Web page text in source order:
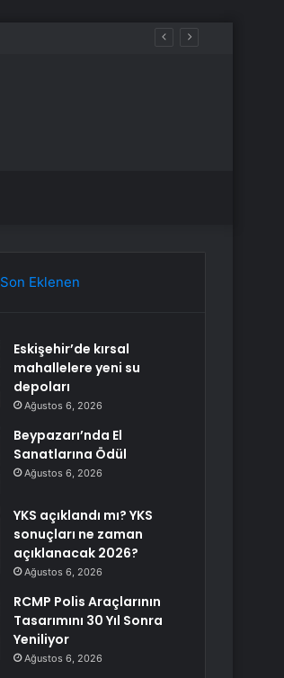
Son Eklenen
Eskişehir’de kırsal
mahallelere yeni su
depoları
Ağustos 6, 2026
Beypazarı’nda El
Sanatlarına Ödül
Ağustos 6, 2026
YKS açıklandı mı? YKS
sonuçları ne zaman
açıklanacak 2026?
Ağustos 6, 2026
RCMP Polis Araçlarının
Tasarımını 30 Yıl Sonra
Yeniliyor
Ağustos 6, 2026